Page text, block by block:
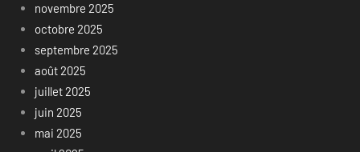
novembre 2025
octobre 2025
septembre 2025
août 2025
juillet 2025
juin 2025
mai 2025